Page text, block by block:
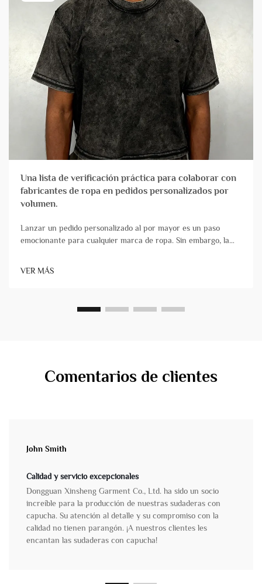
Una lista de verificación práctica para colaborar con
fabricantes de ropa en pedidos personalizados por
volumen.
Lanzar un pedido personalizado al por mayor es un paso
emocionante para cualquier marca de ropa. Sin embargo, la
entre un lanzamiento exitoso y una experiencia estresante
plagada de retrasos y problemas de calidad. No todos&...
VER MÁS
Comentarios de clientes
John Smith
Calidad y servicio excepcionales
Dongguan Xinsheng Garment Co., Ltd. ha sido un socio
increíble para la producción de nuestras sudaderas con
capucha. Su atención al detalle y su compromiso con la
calidad no tienen parangón. ¡A nuestros clientes les
encantan las sudaderas con capucha!